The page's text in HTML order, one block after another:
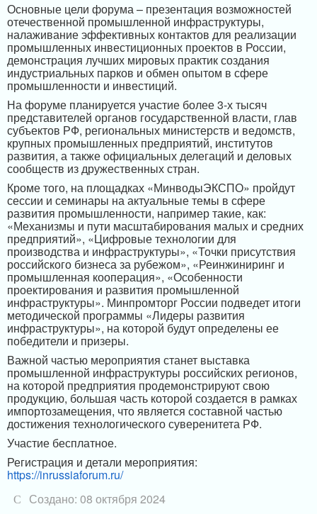
Основные цели форума – презентация возможностей
отечественной промышленной инфраструктуры,
налаживание эффективных контактов для реализации
промышленных инвестиционных проектов в России,
демонстрация лучших мировых практик создания
индустриальных парков и обмен опытом в сфере
промышленности и инвестиций.
На форуме планируется участие более 3-х тысяч
представителей органов государственной власти, глав
субъектов РФ, региональных министерств и ведомств,
крупных промышленных предприятий, институтов
развития, а также официальных делегаций и деловых
сообществ из дружественных стран.
Кроме того, на площадках «МинводыЭКСПО» пройдут
сессии и семинары на актуальные темы в сфере
развития промышленности, например такие, как:
«Механизмы и пути масштабирования малых и средних
предприятий», «Цифровые технологии для
производства и инфраструктуры», «Точки присутствия
российского бизнеса за рубежом», «Реинжиниринг и
промышленная кооперация», «Особенности
проектирования и развития промышленной
инфраструктуры». Минпромторг России подведет итоги
методической программы «Лидеры развития
инфраструктуры», на которой будут определены ее
победители и призеры.
Важной частью мероприятия станет выставка
промышленной инфраструктуры российских регионов,
на которой предприятия продемонстрируют свою
продукцию, большая часть которой создается в рамках
импортозамещения, что является составной частью
достижения технологического суверенитета РФ.
Участие бесплатное.
Регистрация и детали мероприятия:
https://inrussiaforum.ru/
Создано: 08 октября 2024